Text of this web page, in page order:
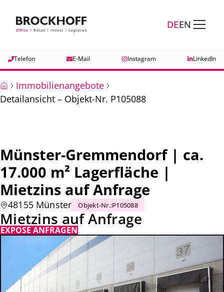
Zum Fuß springen
DEEN
Telefon E-Mail Instagram LinkedIn
Immobilienangebote
Detailansicht – Objekt-Nr. P105088
Münster-Gremmendorf | ca.
17.000 m² Lagerfläche |
Mietzins auf Anfrage
48155 Münster Objekt-Nr.:P105088
Mietzins auf Anfrage
EXPOSÉ ANFRAGEN